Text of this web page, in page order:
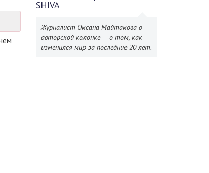
SHIVA
Журналист Оксана Майтакова в
авторской колонке — о том, как
изменился мир за последние 20 лет.